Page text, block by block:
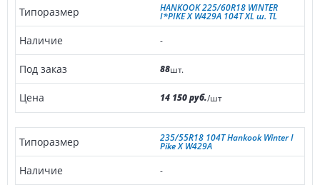
HANKOOK 225/60R18 WINTER
I*PIKE X W429A 104T XL ш. TL
-
88шт.
14 150 руб./шт
235/55R18 104T Hankook Winter I
Pike X W429A
-